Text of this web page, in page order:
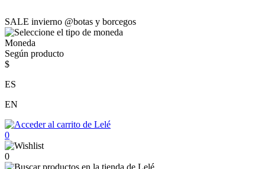
SALE invierno @botas y borcegos
Moneda
Según producto
$
ES
EN
0
0